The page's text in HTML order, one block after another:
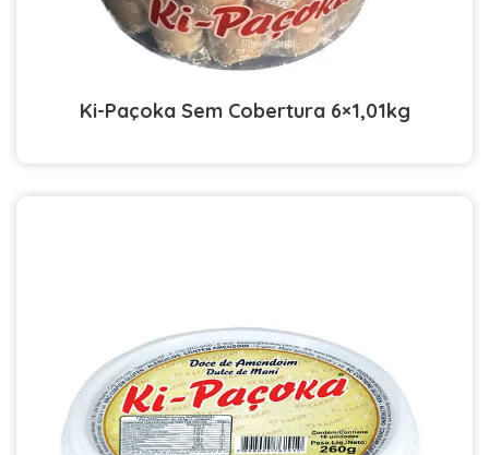
Ki-Paçoka Sem Cobertura 6×1,01kg